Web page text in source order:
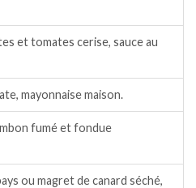
et tomates cerise, sauce au
mayonnaise maison.
fumé et fondue
ou magret de canard séché,